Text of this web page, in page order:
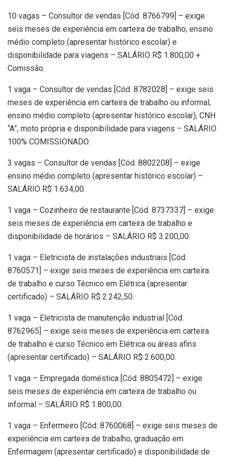
10 vagas – Consultor de vendas [Cód. 8766799] – exige
seis meses de experiência em carteira de trabalho, ensino
médio completo (apresentar histórico escolar) e
disponibilidade para viagens – SALÁRIO R$ 1.800,00 +
Comissão.
1 vaga – Consultor de vendas [Cód. 8782028] – exige seis
meses de experiência em carteira de trabalho ou informal,
ensino médio completo (apresentar histórico escolar), CNH
“A”, moto própria e disponibilidade para viagens – SALÁRIO
100% COMISSIONADO.
3 vagas – Consultor de vendas [Cód. 8802208] – exige
ensino médio completo (apresentar histórico escolar) –
SALÁRIO R$ 1.634,00.
1 vaga – Cozinheiro de restaurante [Cód. 8737337] – exige
seis meses de experiência em carteira de trabalho e
disponibilidade de horários – SALÁRIO R$ 3.200,00.
1 vaga – Eletricista de instalações industriais [Cód.
8760571] – exige seis meses de experiência em carteira
de trabalho e curso Técnico em Elétrica (apresentar
certificado) – SALÁRIO R$ 2.242,50.
1 vaga – Eletricista de manutenção industrial [Cód.
8762965] – exige seis meses de experiência em carteira
de trabalho e curso Técnico em Elétrica ou áreas afins
(apresentar certificado) – SALÁRIO R$ 2.600,00.
1 vaga – Empregada doméstica [Cód. 8805472] – exige
seis meses de experiência em carteira de trabalho ou
informal – SALÁRIO R$ 1.800,00.
1 vaga – Enfermeiro [Cód. 8760068] – exige seis meses de
experiência em carteira de trabalho, graduação em
Enfermagem (apresentar certificado) e disponibilidade de